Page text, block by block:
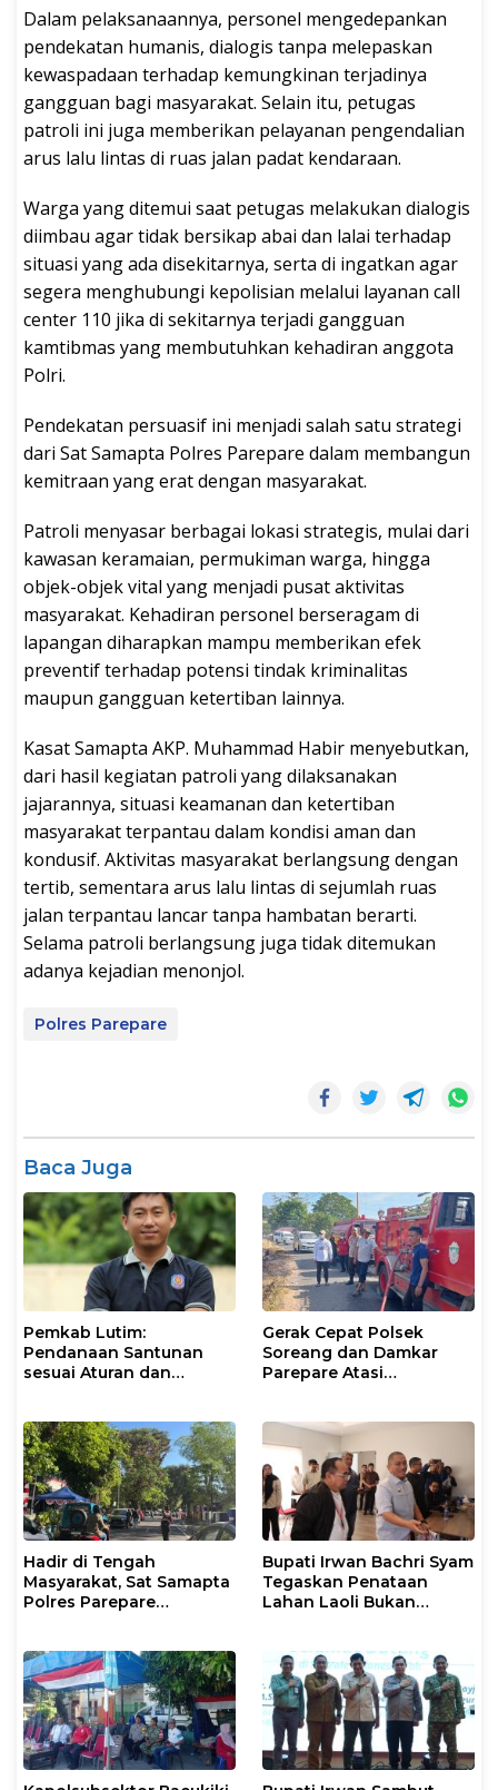
Dalam pelaksanaannya, personel mengedepankan
pendekatan humanis, dialogis tanpa melepaskan
kewaspadaan terhadap kemungkinan terjadinya
gangguan bagi masyarakat. Selain itu, petugas
patroli ini juga memberikan pelayanan pengendalian
arus lalu lintas di ruas jalan padat kendaraan.
Warga yang ditemui saat petugas melakukan dialogis
diimbau agar tidak bersikap abai dan lalai terhadap
situasi yang ada disekitarnya, serta di ingatkan agar
segera menghubungi kepolisian melalui layanan call
center 110 jika di sekitarnya terjadi gangguan
kamtibmas yang membutuhkan kehadiran anggota
Polri.
Pendekatan persuasif ini menjadi salah satu strategi
dari Sat Samapta Polres Parepare dalam membangun
kemitraan yang erat dengan masyarakat.
Patroli menyasar berbagai lokasi strategis, mulai dari
kawasan keramaian, permukiman warga, hingga
objek-objek vital yang menjadi pusat aktivitas
masyarakat. Kehadiran personel berseragam di
lapangan diharapkan mampu memberikan efek
preventif terhadap potensi tindak kriminalitas
maupun gangguan ketertiban lainnya.
Kasat Samapta AKP. Muhammad Habir menyebutkan,
dari hasil kegiatan patroli yang dilaksanakan
jajarannya, situasi keamanan dan ketertiban
masyarakat terpantau dalam kondisi aman dan
kondusif. Aktivitas masyarakat berlangsung dengan
tertib, sementara arus lalu lintas di sejumlah ruas
jalan terpantau lancar tanpa hambatan berarti.
Selama patroli berlangsung juga tidak ditemukan
adanya kejadian menonjol.
Polres Parepare
Baca Juga
Pemkab Lutim:
Pendanaan Santunan
sesuai Aturan dan
Gerak Cepat Polsek
Soreang dan Damkar
Parepare Atasi
Hadir di Tengah
Masyarakat, Sat Samapta
Polres Parepare
Bupati Irwan Bachri Syam
Tegaskan Penataan
Lahan Laoli Bukan